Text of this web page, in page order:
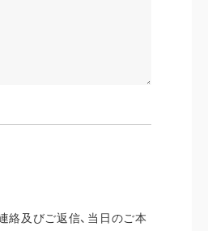
絡及びご返信、当日のご本